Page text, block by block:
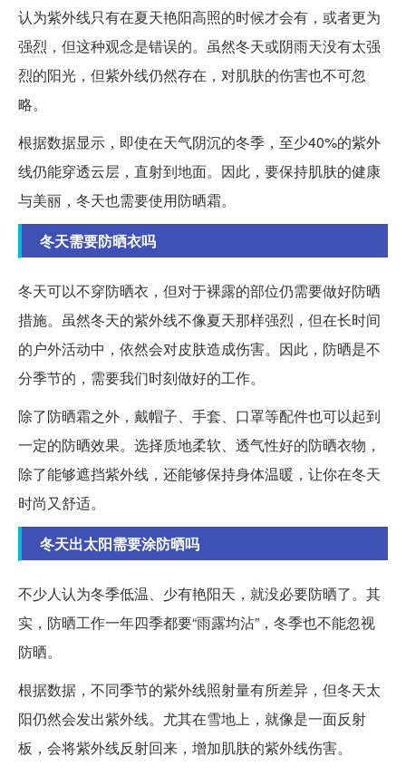
认为紫外线只有在夏天艳阳高照的时候才会有，或者更为
强烈，但这种观念是错误的。虽然冬天或阴雨天没有太强
烈的阳光，但紫外线仍然存在，对肌肤的伤害也不可忽
略。
根据数据显示，即使在天气阴沉的冬季，至少40%的紫外
线仍能穿透云层，直射到地面。因此，要保持肌肤的健康
与美丽，冬天也需要使用防晒霜。
冬天需要防晒衣吗
冬天可以不穿防晒衣，但对于裸露的部位仍需要做好防晒
措施。虽然冬天的紫外线不像夏天那样强烈，但在长时间
的户外活动中，依然会对皮肤造成伤害。因此，防晒是不
分季节的，需要我们时刻做好的工作。
除了防晒霜之外，戴帽子、手套、口罩等配件也可以起到
一定的防晒效果。选择质地柔软、透气性好的防晒衣物，
除了能够遮挡紫外线，还能够保持身体温暖，让你在冬天
时尚又舒适。
冬天出太阳需要涂防晒吗
不少人认为冬季低温、少有艳阳天，就没必要防晒了。其
实，防晒工作一年四季都要“雨露均沾”，冬季也不能忽视
防晒。
根据数据，不同季节的紫外线照射量有所差异，但冬天太
阳仍然会发出紫外线。尤其在雪地上，就像是一面反射
板，会将紫外线反射回来，增加肌肤的紫外线伤害。